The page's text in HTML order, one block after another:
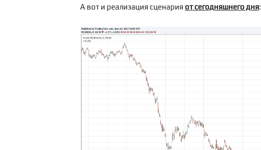
А вот и реализация сценария от сегодняшнего дня